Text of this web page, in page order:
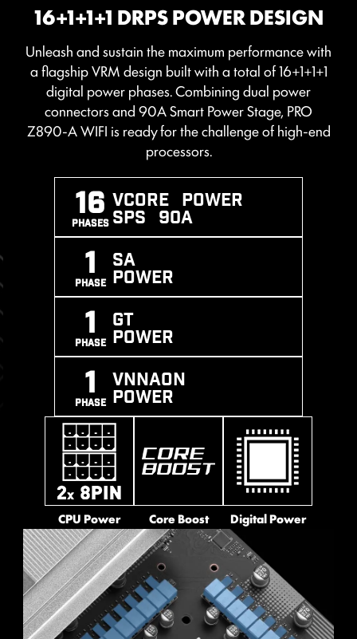
ระบบป้องกันไฟฟ้าสถิตสองชั้น
16+1+1+1 DRPS POWER DESIGN
Unleash and sustain the maximum performance with
a flagship VRM design built with a total of 16+1+1+1
digital power phases. Combining dual power
connectors and 90A Smart Power Stage, PRO
Z890-A WIFI is ready for the challenge of high-end
processors.
16
PHASES
Vcore POWER
SPS 90A
1
PHASE
SA
POWER
1
PHASE
GT
POWER
1
PHASE
VNNAON
POWER
CPU Power Core Boost Digital Power
DDR5 MEMORY SUPPORT WITH
HIGH PERFORMANCE
A huge step of DDR performance enhancement with
the latest DDR5 memory. Combines with dedicated
SMT welding process and MSI Memory Boost
technology, PRO Z890-A WIFI is ready to deliver the
XMP SUPPORT
MEMORY
BOOST
MEMORY EXTENSION MODE
Memory Extension Mode provides optimized
memory parameters for enhanced capability at the
same frequency, achieving lower latency and higher
performance. Furthermore, Memory Extension Mode
can combine XMP profiles to maximize memory
frequency, enabling users to effortlessly discover the
best configuration based on their requirements.
TRANSIENT VOLTAGE
SUPPRESSORS (TVS)
Transient Voltage Suppressors (TVS) คืออุปกรณ์ความ
ปลอดภัยที่ใช้สำหรับป้องกันแรงดันไฟฟ้าที่สูงเกินไป โดย
เมนบอร์ดของ MSI ทุกรุ่นได้รับการติดตั้ง TVS นี้มาให้อย่าง
ครบครัน ซึ่งเมื่อแรงดันไฟฟ้าพุ่งสูงขึ้นอย่างผิดปกติ TVS จะ
เปลี่ยนสถานะจากความต้านทานสูง เป็นความต้านทานต่ำ ทันที
เพื่อเบี่ยงทิศทางของแรงดันไฟฟ้าที่เกินนั้นลงดิน วิธีนี้จะช่วย
ป้องกันไม่ให้วงจรได้รับความเสียหายจากแรงดันไฟฟ้าสูงได้
อย่างมีประสิทธิภาพ
SOLID PIN DESIGN
คอนเน็กเตอร์จ่ายไฟแบบ 8 พิน และ 24 พินบนเมนบอร์ดของ
MSI ทั้งหมด ได้รับการออกแบบให้เป็นขั้วต่อแบบขาตัน ซึ่ง
การออกแบบขาตันนี้ช่วยให้การส่งผ่านกระแสไฟ 12V ไปยัง